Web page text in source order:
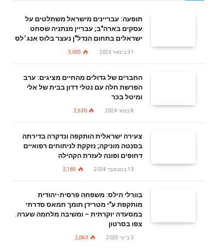
תופעה: עבריינים מישראל משתלטים על
עסקים בארה"ב; עבריין מנתניה שסחט
ישראלים בתחום הנדל"ן נעצר בלוס אנג׳לס
31 בינואר 2025 3,035
החברים של גדולים מהחיים מציגים: ערב
הפרשת חלה עם נטלי דדון בבית של אלי
ומיטל בכר
8 במאי 2024 2,630
צעירה ישראלית הותקפה ונדקרה בדירתה
בסנטה מוניקה; נזקקת לניתוחים רפואיים
דחופים ופונה לעזרת הקהילה
13 בנובמבר 2024 2,185
בוורלי הילס: משפחה פרסית-יהודית
מותקפת ע"י מטרידן תומך חמאס סדרתי
במסעדה יוקרתית – ומשיבה מלחמה שערה.
צפו בסרטון
3 ביוני 2025 2,063